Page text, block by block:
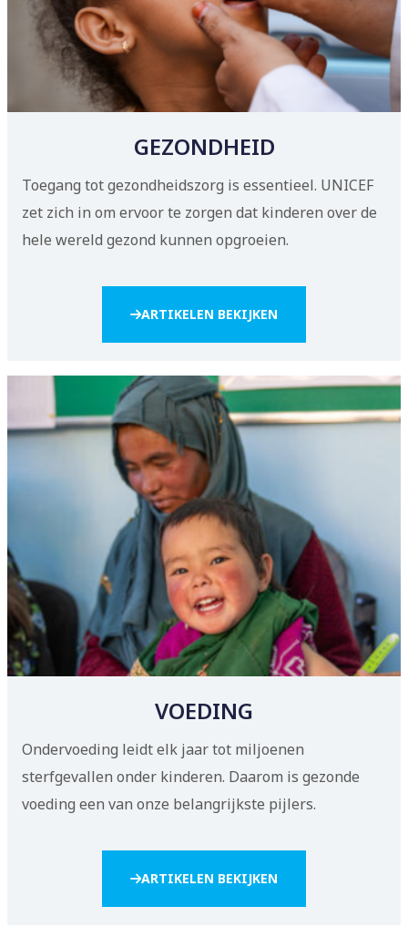
GEZONDHEID
Toegang tot gezondheidszorg is essentieel. UNICEF
zet zich in om ervoor te zorgen dat kinderen over de
hele wereld gezond kunnen opgroeien.
ARTIKELEN BEKIJKEN
VOEDING
Ondervoeding leidt elk jaar tot miljoenen
sterfgevallen onder kinderen. Daarom is gezonde
voeding een van onze belangrijkste pijlers.
ARTIKELEN BEKIJKEN